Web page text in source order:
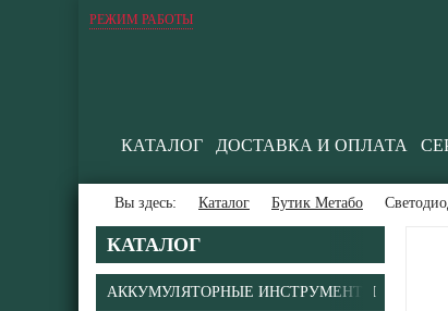
РЕЖИМ РАБОТЫ
КАТАЛОГ ДОСТАВКА И ОПЛАТА
Вы здесь: Каталог Бутик Метабо
КАТАЛОГ
АККУМУЛЯТОРНЫЕ ИНСТРУМЕНТЫ